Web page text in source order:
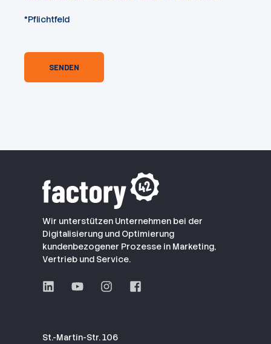
*Pflichtfeld
Wir unterstützen Unternehmen bei der
Digitalisierung und Optimierung
kundenbezogener Prozesse in Marketing,
Vertrieb und Service.
St.-Martin-Str. 106